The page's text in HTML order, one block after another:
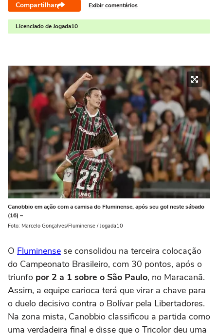
Compartilhar Exibir comentários
Licenciado de Jogada10
Canobbio em ação com a camisa do Fluminense, após seu gol neste sábado
(16) –
Foto: Marcelo Gonçalves/Fluminense / Jogada10
O Fluminense se consolidou na terceira colocação
do Campeonato Brasileiro, com 30 pontos, após o
triunfo por 2 a 1 sobre o São Paulo, no Maracanã.
Assim, a equipe carioca terá que virar a chave para
o duelo decisivo contra o Bolívar pela Libertadores.
Na zona mista, Canobbio classificou a partida como
uma verdadeira final e disse que o Tricolor deu uma